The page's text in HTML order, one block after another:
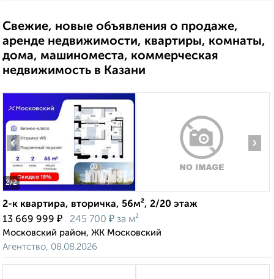
Свежие, новые объявления о продаже,
аренде недвижимости, квартиры, комнаты,
дома, машиноместа, коммерческая
недвижимость в Казани
2/2
‹ ›
2-к квартира, вторичка, 56м², 2/20 этаж
13 669 999 ₽ 245 700 ₽ за м²
Московский район, ЖК Московский
Агентство, 08.08.2026